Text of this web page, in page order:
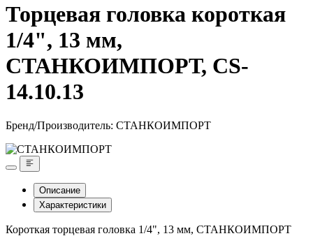
Торцевая головка короткая
1/4", 13 мм,
СТАНКОИМПОРТ, CS-
14.10.13
Бренд/Производитель: СТАНКОИМПОРТ
Описание
Характеристики
Короткая торцевая головка 1/4", 13 мм, СТАНКОИМПОРТ